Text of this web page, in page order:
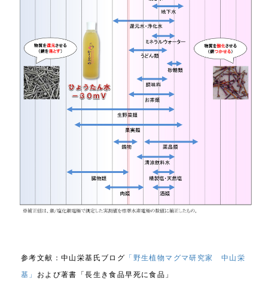
参考文献：中山栄基氏ブログ 「野生植物マグマ研究家 中山栄
基」 および著書「長生き食品早死に食品」